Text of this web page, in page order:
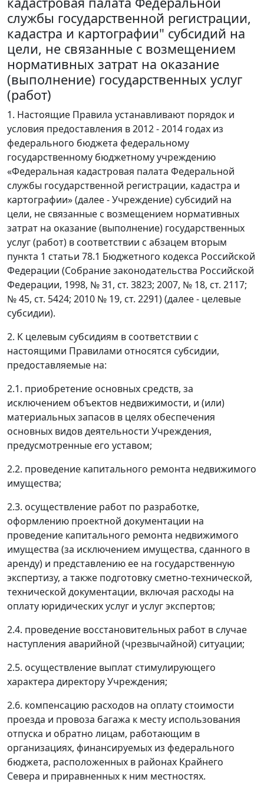
службы государственной регистрации,
кадастра и картографии" субсидий на
цели, не связанные с возмещением
нормативных затрат на оказание
(выполнение) государственных услуг
(работ)
1. Настоящие Правила устанавливают порядок и
условия предоставления в 2012 - 2014 годах из
федерального бюджета федеральному
государственному бюджетному учреждению
«Федеральная кадастровая палата Федеральной
службы государственной регистрации, кадастра и
картографии» (далее - Учреждение) субсидий на
цели, не связанные с возмещением нормативных
затрат на оказание (выполнение) государственных
услуг (работ) в соответствии с абзацем вторым
пункта 1 статьи 78.1 Бюджетного кодекса Российской
Федерации (Собрание законодательства Российской
Федерации, 1998, № 31, ст. 3823; 2007, № 18, ст. 2117;
№ 45, ст. 5424; 2010 № 19, ст. 2291) (далее - целевые
субсидии).
2. К целевым субсидиям в соответствии с
настоящими Правилами относятся субсидии,
предоставляемые на:
2.1. приобретение основных средств, за
исключением объектов недвижимости, и (или)
материальных запасов в целях обеспечения
основных видов деятельности Учреждения,
предусмотренные его уставом;
2.2. проведение капитального ремонта недвижимого
имущества;
2.3. осуществление работ по разработке,
оформлению проектной документации на
проведение капитального ремонта недвижимого
имущества (за исключением имущества, сданного в
аренду) и представлению ее на государственную
экспертизу, а также подготовку сметно-технической,
технической документации, включая расходы на
оплату юридических услуг и услуг экспертов;
2.4. проведение восстановительных работ в случае
наступления аварийной (чрезвычайной) ситуации;
2.5. осуществление выплат стимулирующего
характера директору Учреждения;
2.6. компенсацию расходов на оплату стоимости
проезда и провоза багажа к месту использования
отпуска и обратно лицам, работающим в
организациях, финансируемых из федерального
бюджета, расположенных в районах Крайнего
Севера и приравненных к ним местностях.